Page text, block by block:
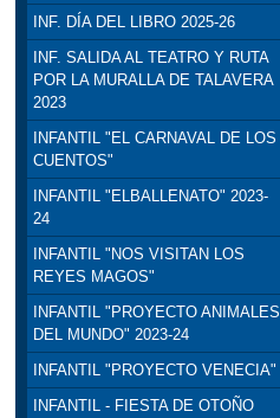
INF. DÍA DEL LIBRO 2025-26
INF. SALIDA AL TEATRO Y RUTA
POR LA MURALLA DE TALAVERA
2023
INFANTIL "EL CARNAVAL DE LOS
CUENTOS"
INFANTIL "ELBALLENATO" 2023-
24
INFANTIL "NOS VISITAN LOS
REYES MAGOS"
INFANTIL "PROYECTO ANIMALES
DEL MUNDO" 2023-24
INFANTIL "PROYECTO VENECIA"
INFANTIL - FIESTA DE OTOÑO